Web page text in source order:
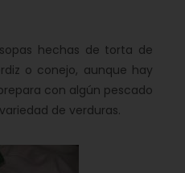
hechas de torta de
o conejo, aunque hay
con algún pescado
de verduras.